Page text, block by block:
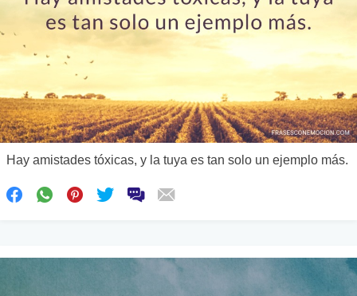
Hay amistades tóxicas, y la tuya es tan solo un ejemplo más.